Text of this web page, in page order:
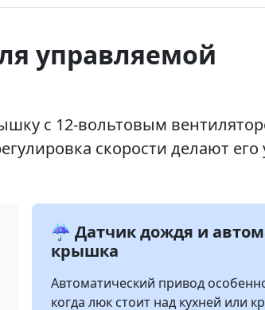
управляемой
с 12-вольтовым
скорости делают
☔ Датчик дождя и
крышка
Автоматический привод
когда люк стоит над кухней или